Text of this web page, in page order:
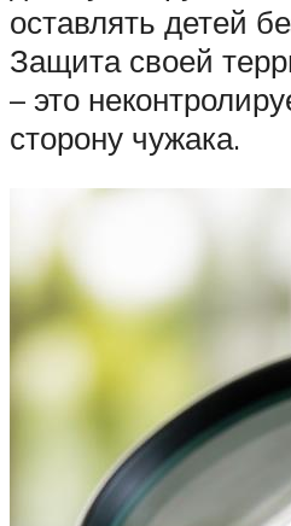
оставлять детей
Защита своей
– это
сторону чужака.